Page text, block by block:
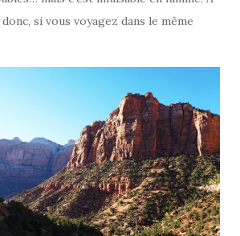
si vous voyagez dans le même